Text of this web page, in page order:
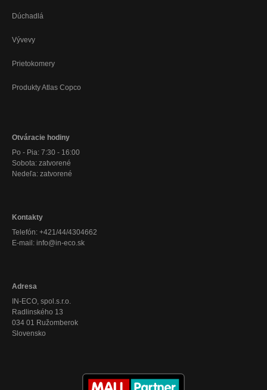
Dúchadlá
Vývevy
Prietokomery
Produkty Atlas Copco
Otváracie hodiny
Po - Pia: 7:30 - 16:00
Sobota: zatvorené
Nedeľa: zatvorené
Kontakty
Telefón: +421/44/4304662
E-mail: info@in-eco.sk
Adresa
IN-ECO, spol.s.r.o.
Radlinského 13
034 01 Ružomberok
Slovensko